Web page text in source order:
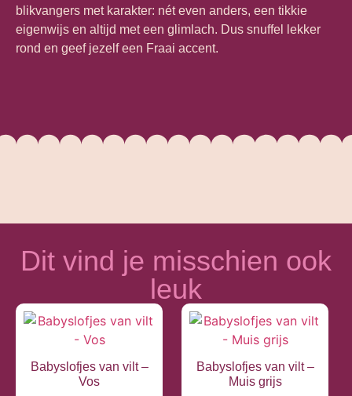
blikvangers met karakter: nét even anders, een tikkie
eigenwijs en altijd met een glimlach. Dus snuffel lekker
rond en geef jezelf een Fraai accent.
Dit vind je misschien ook
leuk
Babyslofjes van vilt –
Vos
Babyslofjes van vilt –
Muis grijs